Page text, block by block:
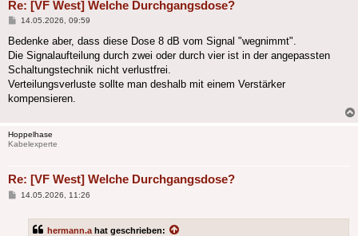
Re: [VF West] Welche Durchgangsdose?
Beitrag
14.05.2026, 09:59
Bedenke aber, dass diese Dose 8 dB vom Signal "wegnimmt".
Die Signalaufteilung durch zwei oder durch vier ist in der angepassten
Schaltungstechnik nicht verlustfrei.
Verteilungsverluste sollte man deshalb mit einem Verstärker
kompensieren.
Hoppelhase
Kabelexperte
Re: [VF West] Welche Durchgangsdose?
Beitrag
14.05.2026, 11:26
hermann.a hat geschrieben: